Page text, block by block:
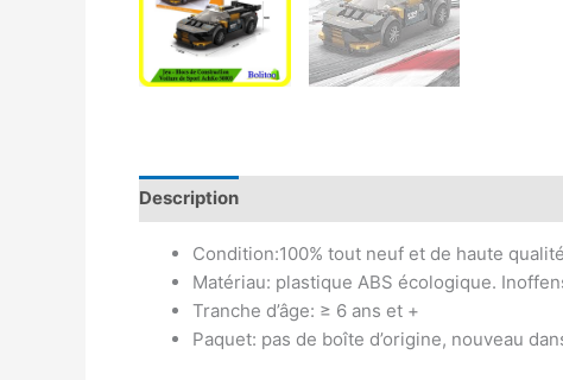
Description
Condition:100% tout neuf et de haute
Matériau: plastique ABS écologique.
Tranche d’âge: ≥ 6 ans et +
Paquet: pas de boîte d’origine, nouveau